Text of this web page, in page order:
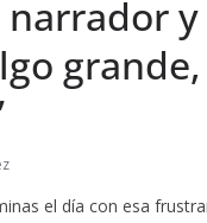
narrador
el día con esa